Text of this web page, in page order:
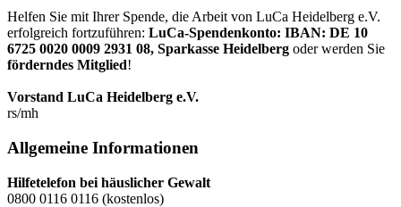
Helfen Sie mit Ihrer Spende, die Arbeit von LuCa Heidelberg e.V.
erfolgreich fortzuführen: LuCa-Spendenkonto: IBAN: DE 10
6725 0020 0009 2931 08, Sparkasse Heidelberg oder werden Sie
förderndes Mitglied!
Vorstand LuCa Heidelberg e.V.
rs/mh
Allgemeine Informationen
Hilfetelefon bei häuslicher Gewalt
0800 0116 0116 (kostenlos)